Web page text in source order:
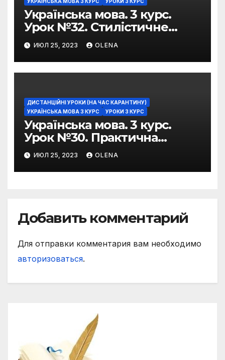
Українська мова. 3 курс.
Урок №32. Стилістичне
забарвлення
фразеологізмів
ИЮЛ 25, 2023 OLENA
ДИСТАНЦІЙНІ УРОКИ (НА ЧАС КАРАНТИНУ)
УКРАЇНСЬКА МОВА 3 КУРС
УРОКИ 3 КУРС
Українська мова. 3 курс.
Урок №30. Практична
риторика. Оцінювальні
жанри. Характеристика
ИЮЛ 25, 2023 OLENA
Добавить комментарий
Для отправки комментария вам необходимо
авторизоваться.